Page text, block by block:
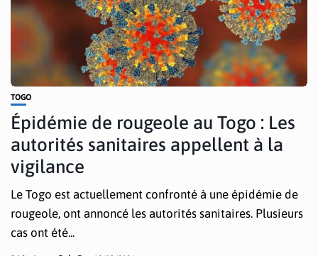
TOGO
Épidémie de rougeole au Togo : Les
autorités sanitaires appellent à la
vigilance
Le Togo est actuellement confronté à une épidémie de
rougeole, ont annoncé les autorités sanitaires. Plusieurs
cas ont été...